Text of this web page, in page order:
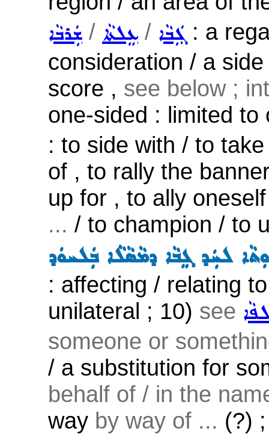
ܫܲܪܒܵܐ / ܥܸܠܬܵܐ / ܓܲܒܵܐ : a
consideration / a
score , see below ;
one-sided : limited
: to side with / to
of , to rally the
up for , to ally
... / to champion / to
ܠܚܲܕ ܓܸܒܵܐ ܕܡܵܣܵܠܵܐ ܒܲܠܚܘܿܕ
: affecting / relating
unilateral ; 10) see
someone or
/ a substitution for
behalf of / in the
way by way of ... (?)